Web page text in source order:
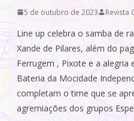
5 de outubro de 2023 Revista
Line up celebra o samba de
Xande de Pilares, além do
Ferrugem , Pixote e a alegria
Bateria da Mocidade
completam o time que se
agremiações dos grupos